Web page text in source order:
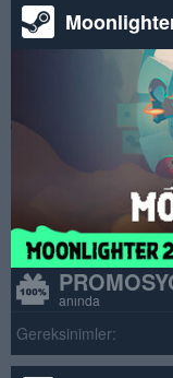
anında
Gereksinimler: